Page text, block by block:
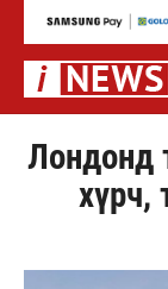
Лондонд
хүрч,